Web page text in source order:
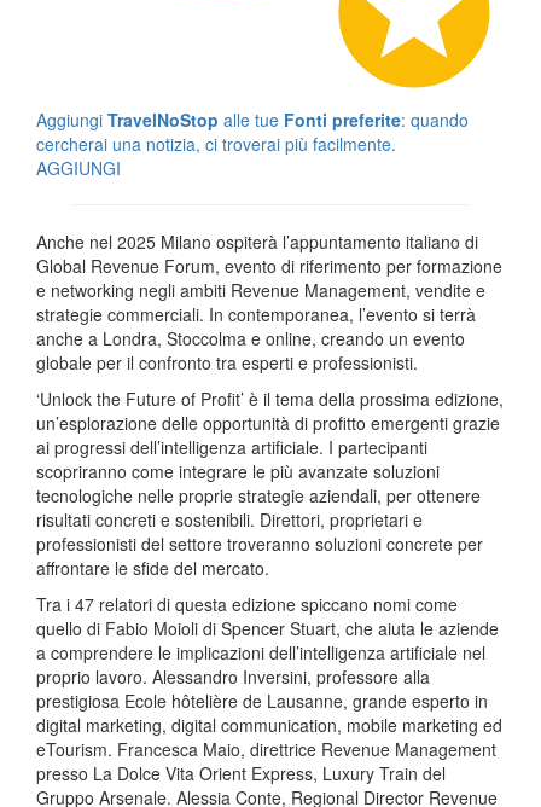
Aggiungi TravelNoStop alle tue Fonti preferite: quando
cercherai una notizia, ci troverai più facilmente.
AGGIUNGI
Anche nel 2025 Milano ospiterà l’appuntamento italiano di
Global Revenue Forum, evento di riferimento per formazione
e networking negli ambiti Revenue Management, vendite e
strategie commerciali. In contemporanea, l’evento si terrà
anche a Londra, Stoccolma e online, creando un evento
globale per il confronto tra esperti e professionisti.
‘Unlock the Future of Profit’ è il tema della prossima edizione,
un’esplorazione delle opportunità di profitto emergenti grazie
ai progressi dell’intelligenza artificiale. I partecipanti
scopriranno come integrare le più avanzate soluzioni
tecnologiche nelle proprie strategie aziendali, per ottenere
risultati concreti e sostenibili. Direttori, proprietari e
professionisti del settore troveranno soluzioni concrete per
affrontare le sfide del mercato.
Tra i 47 relatori di questa edizione spiccano nomi come
quello di Fabio Moioli di Spencer Stuart, che aiuta le aziende
a comprendere le implicazioni dell’intelligenza artificiale nel
proprio lavoro. Alessandro Inversini, professore alla
prestigiosa Ecole hôtelière de Lausanne, grande esperto in
digital marketing, digital communication, mobile marketing ed
eTourism. Francesca Maio, direttrice Revenue Management
presso La Dolce Vita Orient Express, Luxury Train del
Gruppo Arsenale. Alessia Conte, Regional Director Revenue